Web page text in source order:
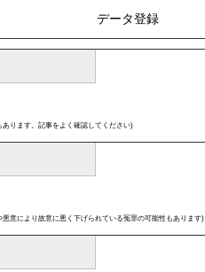
データ登録
ります。記事をよく確認してください)
意により故意に悪く下げられている冤罪の可能性もあります)